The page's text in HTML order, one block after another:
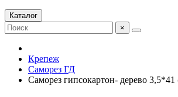
Каталог
×
Крепеж
Саморез ГД
Саморез гипсокартон- дерево